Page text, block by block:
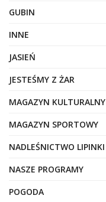
GUBIN
INNE
JASIEŃ
JESTEŚMY Z ŻAR
MAGAZYN KULTURALNY
MAGAZYN SPORTOWY
NADLEŚNICTWO LIPINKI
NASZE PROGRAMY
POGODA